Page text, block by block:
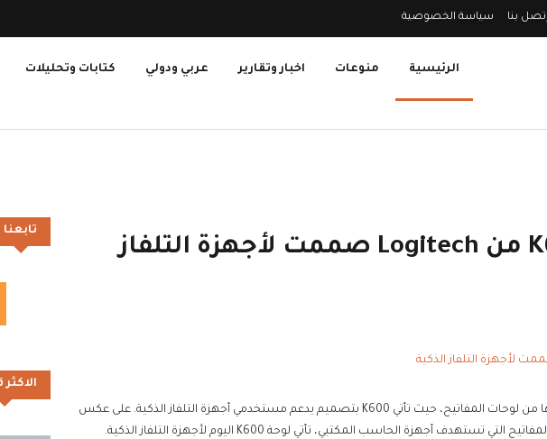
بنا سياسة الخصوصية
الرئيسية منوعات اخبار وتقارير عربي ودولي كتابات وتحليلات
لوحة مفاتيح K600 من Logitech صممت لأجهزة التلفاز
قدمت شركة Logitech أحدث إصدار لها من لوحات المفاتيح، حيث تأتي K600 بتصميم يدعم مستخدمي أجهزة التلفاز الذكية. على عكس
أغلب الإصدارات التي تطلق من لوحات المفاتيح التي تستهدف أجهزة الحاسب المكتبي، تأتي لوحة K600 اليوم لأجهزة التلفاز الذكية.
تابعنا
الاكثر